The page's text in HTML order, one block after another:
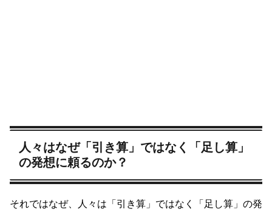
人々はなぜ「引き算」ではなく「足し算」
の発想に頼るのか？
それではなぜ、人々は「引き算」ではなく「足し算」の発